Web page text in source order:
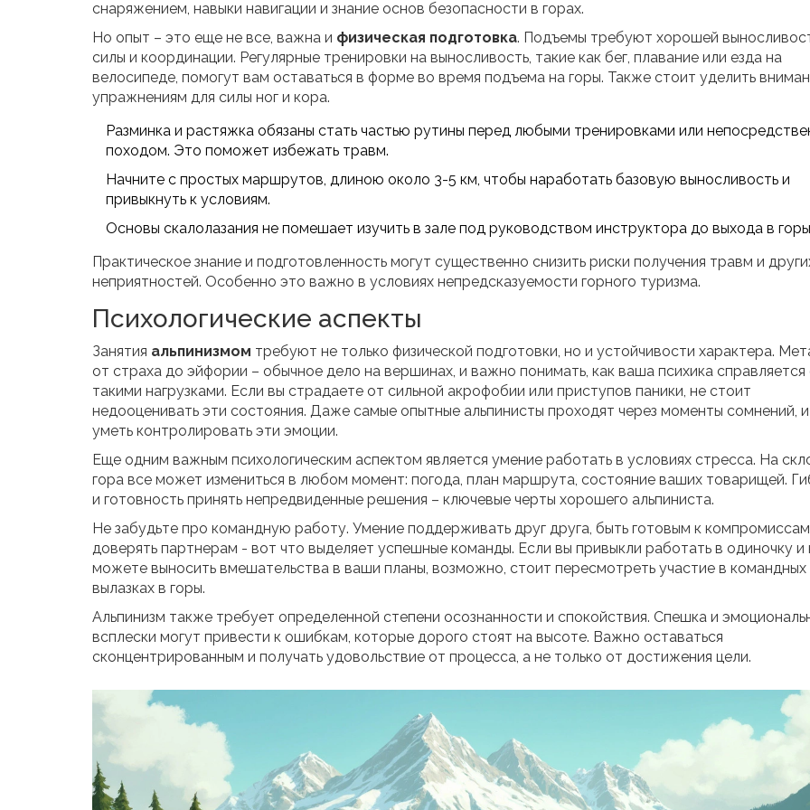
снаряжением, навыки навигации и знание основ безопасности в горах.
Но опыт – это еще не все, важна и физическая подготовка. Подъемы требуют хорошей
силы и координации. Регулярные тренировки на выносливость, такие как бег, плавание или езда на
велосипеде, помогут вам оставаться в форме во время подъема на горы. Также стоит уделить
упражнениям для силы ног и кора.
Разминка и растяжка обязаны стать частью рутины перед любыми тренировками или
походом. Это поможет избежать травм.
Начните с простых маршрутов, длиною около 3-5 км, чтобы наработать базовую выносливость и
привыкнуть к условиям.
Основы скалолазания не помешает изучить в зале под руководством инструктора до выхода в
Практическое знание и подготовленность могут существенно снизить риски получения травм и
неприятностей. Особенно это важно в условиях непредсказуемости горного туризма.
Психологические аспекты
Занятия альпинизмом требуют не только физической подготовки, но и устойчивости характера.
от страха до эйфории – обычное дело на вершинах, и важно понимать, как ваша психика справляется
такими нагрузками. Если вы страдаете от сильной акрофобии или приступов паники, не стоит
недооценивать эти состояния. Даже самые опытные альпинисты проходят через моменты сомнений,
уметь контролировать эти эмоции.
Еще одним важным психологическим аспектом является умение работать в условиях стресса. На
гора все может измениться в любом момент: погода, план маршрута, состояние ваших товарищей.
и готовность принять непредвиденные решения – ключевые черты хорошего альпиниста.
Не забудьте про командную работу. Умение поддерживать друг друга, быть готовым к
доверять партнерам - вот что выделяет успешные команды. Если вы привыкли работать в одиночку и
можете выносить вмешательства в ваши планы, возможно, стоит пересмотреть участие в командных
вылазках в горы.
Альпинизм также требует определенной степени осознанности и спокойствия. Спешка и
всплески могут привести к ошибкам, которые дорого стоят на высоте. Важно оставаться
сконцентрированным и получать удовольствие от процесса, а не только от достижения цели.